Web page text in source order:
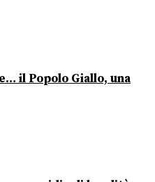
il Popolo Giallo, una